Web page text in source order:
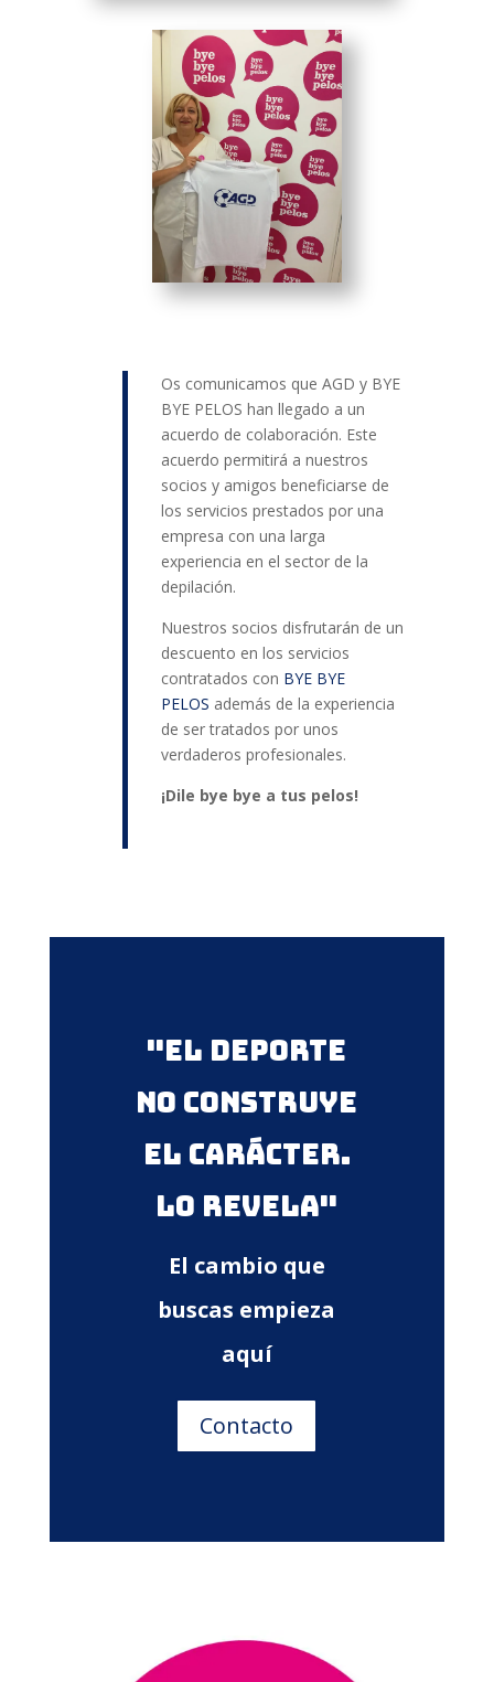
Os comunicamos que AGD y BYE
BYE PELOS han llegado a un
acuerdo de colaboración. Este
acuerdo permitirá a nuestros
socios y amigos beneficiarse de
los servicios prestados por una
empresa con una larga
experiencia en el sector de la
depilación.
Nuestros socios disfrutarán de un
descuento en los servicios
contratados con BYE BYE
PELOS además de la experiencia
de ser tratados por unos
verdaderos profesionales.
¡Dile bye bye a tus pelos!
"El deporte
no construye
el carácter.
Lo revela"
El cambio que
buscas empieza
aquí
Contacto